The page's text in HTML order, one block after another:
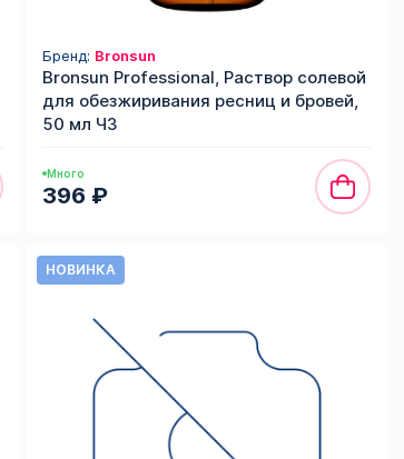
Бренд: Bronsun
Bronsun Professional, Раствор солевой
для обезжиривания ресниц и бровей,
50 мл ЧЗ
Много
396 ₽
НОВИНКА